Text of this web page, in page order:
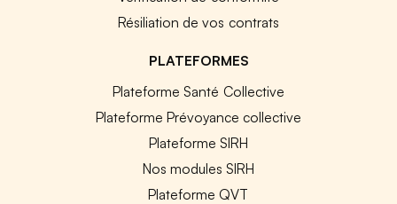
Résiliation de vos contrats
PLATEFORMES
Plateforme Santé Collective
Plateforme Prévoyance collective
Plateforme SIRH
Nos modules SIRH
Plateforme QVT